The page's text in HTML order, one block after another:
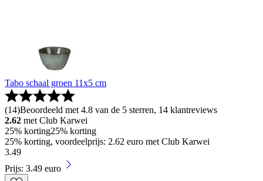
Tabo schaal groen 11x5 cm
(14)Beoordeeld met 4.8 van de 5 sterren, 14 klantreviews
2.62 met Club Karwei
25% korting25% korting
25% korting, voordeelprijs: 2.62 euro met Club Karwei
3.49
Prijs: 3.49 euro